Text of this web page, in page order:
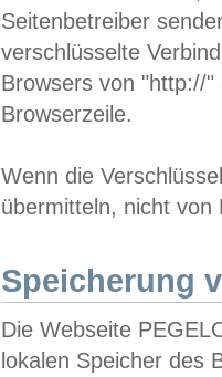
Seitenbetreiber
verschlüsselte
Browsers von "http://
Browserzeile.
Wenn die
übermitteln, nicht von
Speicherung
Die Webseite
lokalen Speicher des